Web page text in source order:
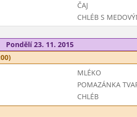
ČAJ
CHLÉB S
Pondělí 23. 11. 2015
MLÉKO
POMAZÁNKA
CHLÉB